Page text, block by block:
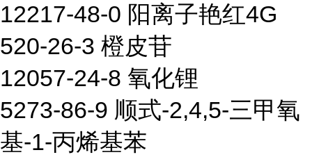
12217-48-0 阳离子艳红4G
520-26-3 橙皮苷
12057-24-8 氧化锂
5273-86-9 顺式-2,4,5-三甲氧
基-1-丙烯基苯